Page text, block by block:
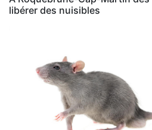
libérer des nuisibles